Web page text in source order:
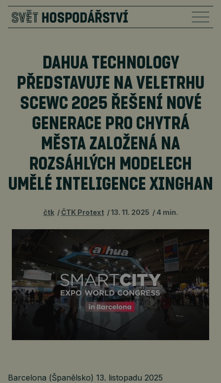
DAHUA TECHNOLOGY
PŘEDSTAVUJE NA VELETRHU
SCEWC 2025 ŘEŠENÍ NOVÉ
GENERACE PRO CHYTRÁ
MĚSTA ZALOŽENÁ NA
ROZSÁHLÝCH MODELECH
UMĚLÉ INTELIGENCE XINGHAN
čtk ČTK Protext 13. 11. 2025 4 min.
Barcelona (Španělsko) 13. listopadu 2025